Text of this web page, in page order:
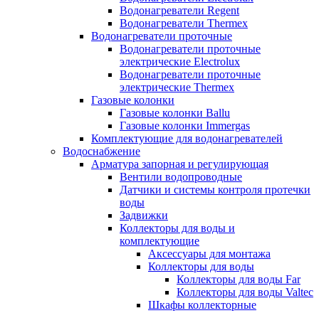
Водонагреватели Regent
Водонагреватели Thermex
Водонагреватели проточные
Водонагреватели проточные
электрические Electrolux
Водонагреватели проточные
электрические Thermex
Газовые колонки
Газовые колонки Ballu
Газовые колонки Immergas
Комплектующие для водонагревателей
Водоснабжение
Арматура запорная и регулирующая
Вентили водопроводные
Датчики и системы контроля протечки
воды
Задвижки
Коллекторы для воды и
комплектующие
Аксессуары для монтажа
Коллекторы для воды
Коллекторы для воды Far
Коллекторы для воды Valtec
Шкафы коллекторные